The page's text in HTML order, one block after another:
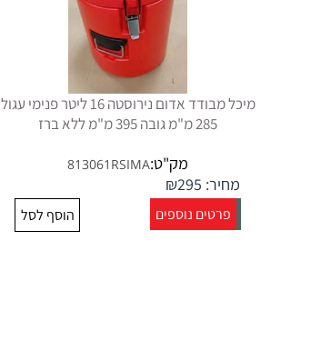
מיכל מבודד אדום נירוסטה 16 ליטר פנימי עגול
285 מ"מ גובה 395 מ"מ ללא ברז
מק"ט:813061RSIMA
מחיר: ₪295
פרטים נוספים הוסף לסל